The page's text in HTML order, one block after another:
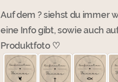
Auf dem ? siehst du immer
eine Info gibt, sowie auch
Produktfoto ♡